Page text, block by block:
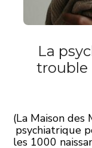
La
trouble
(La Maison
psychiatrique
les 1000